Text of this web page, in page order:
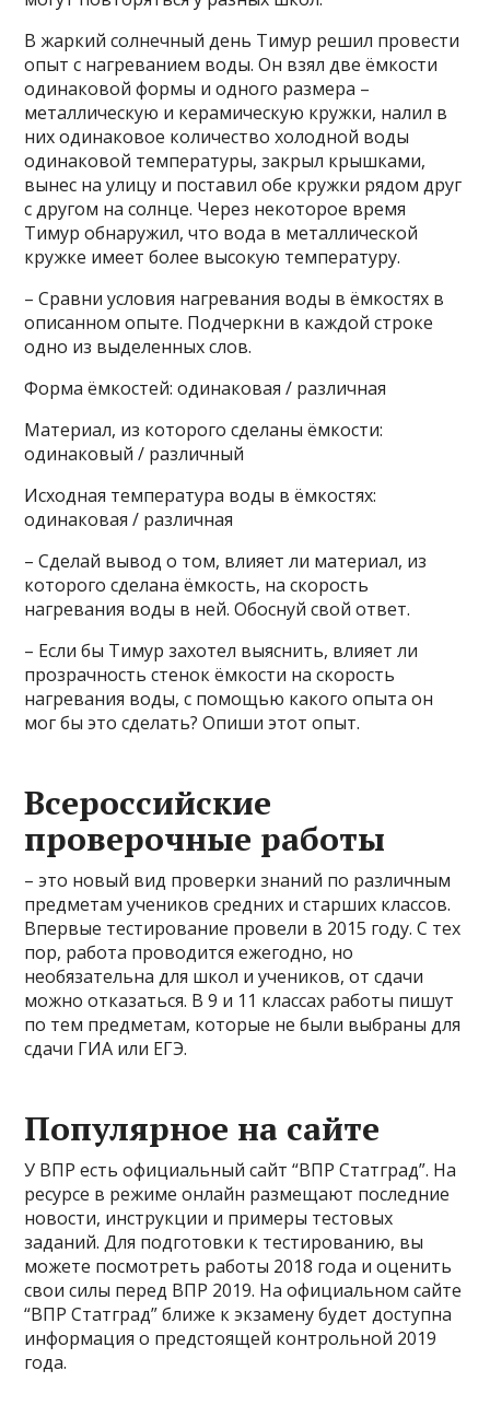
В жаркий солнечный день Тимур решил провести
опыт с нагреванием воды. Он взял две ёмкости
одинаковой формы и одного размера –
металлическую и керамическую кружки, налил в
них одинаковое количество холодной воды
одинаковой температуры, закрыл крышками,
вынес на улицу и поставил обе кружки рядом друг
с другом на солнце. Через некоторое время
Тимур обнаружил, что вода в металлической
кружке имеет более высокую температуру.
– Сравни условия нагревания воды в ёмкостях в
описанном опыте. Подчеркни в каждой строке
одно из выделенных слов.
Форма ёмкостей: одинаковая / различная
Материал, из которого сделаны ёмкости:
одинаковый / различный
Исходная температура воды в ёмкостях:
одинаковая / различная
– Сделай вывод о том, влияет ли материал, из
которого сделана ёмкость, на скорость
нагревания воды в ней. Обоснуй свой ответ.
– Если бы Тимур захотел выяснить, влияет ли
прозрачность стенок ёмкости на скорость
нагревания воды, с помощью какого опыта он
мог бы это сделать? Опиши этот опыт.
Всероссийские
проверочные работы
– это новый вид проверки знаний по различным
предметам учеников средних и старших классов.
Впервые тестирование провели в 2015 году. С тех
пор, работа проводится ежегодно, но
необязательна для школ и учеников, от сдачи
можно отказаться. В 9 и 11 классах работы пишут
по тем предметам, которые не были выбраны для
сдачи ГИА или ЕГЭ.
Популярное на сайте
У ВПР есть официальный сайт “ВПР Статград”. На
ресурсе в режиме онлайн размещают последние
новости, инструкции и примеры тестовых
заданий. Для подготовки к тестированию, вы
можете посмотреть работы 2018 года и оценить
свои силы перед ВПР 2019. На официальном сайте
“ВПР Статград” ближе к экзамену будет доступна
информация о предстоящей контрольной 2019
года.